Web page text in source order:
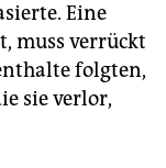
Eine
muss verrückt
folgten,
sie verlor,